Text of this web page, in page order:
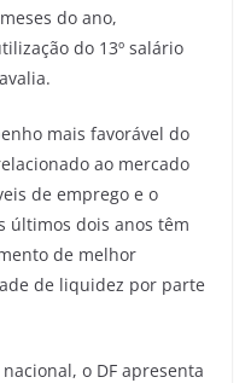
do ano,
do 13º salário
mais favorável do
ao mercado
de emprego e o
últimos dois anos têm
de melhor
de liquidez por parte
o DF apresenta